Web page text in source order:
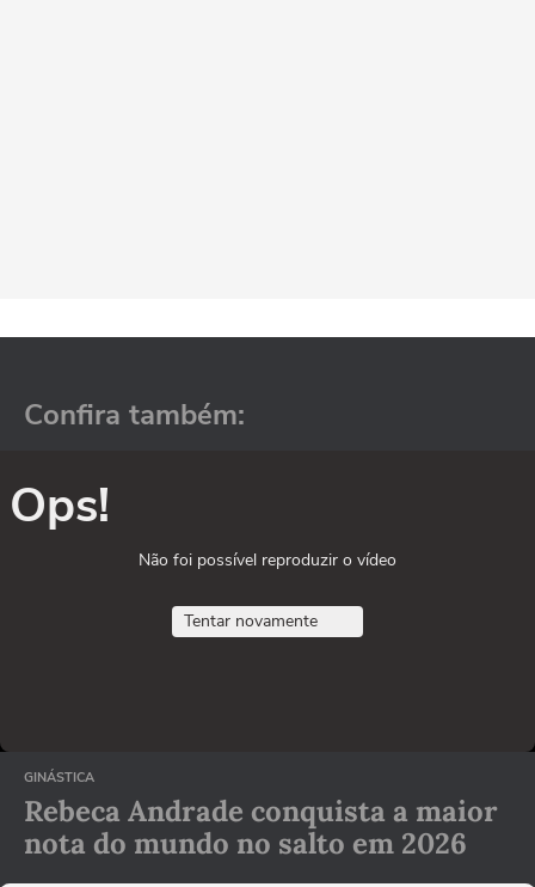
Confira também:
Ops!
Não foi possível reproduzir o vídeo
Tentar novamente
GINÁSTICA
Rebeca Andrade conquista a maior
nota do mundo no salto em 2026